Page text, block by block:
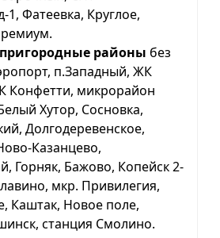
1, Фатеевка, Круглое,
пригородные районы без
п.Западный, ЖК
микрорайон
Хутор, Сосновка,
Долгодеревенское,
Казанцево,
Горняк, Бажово, Копейск 2-
мкр. Привилегия,
Каштак, Новое поле,
станция Смолино.